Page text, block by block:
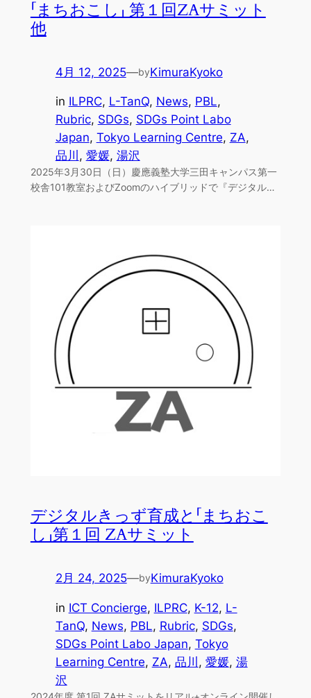
「まちおこし」 第１回ZAサミット
他
4月 12, 2025—byKimuraKyoko
in ILPRC, L-TanQ, News, PBL
Rubric, SDGs, SDGs Point Labo
Japan, Tokyo Learning Centre, ZA
品川 , 愛媛, 湯沢
2025年3月30日（日）慶應義塾大学三田キャンパス第一
校舎101教室およびZoomのハイブリッドで『デジタル…
デジタルきっず育成と「まちおこ
し」第１回 ZAサミット
2月 24, 2025—byKimuraKyoko
in ICT Concierge, ILPRC, K-12, L-
TanQ, News, PBL, Rubric, SDGs
SDGs Point Labo Japan, Tokyo
Learning Centre, ZA, 品川 , 愛媛, 湯
沢